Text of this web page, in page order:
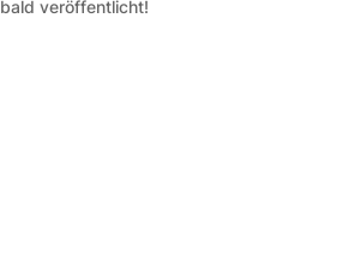
bald veröffentlicht!